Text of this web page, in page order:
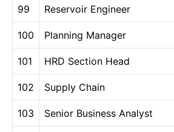
99 Reservoir Engineer
100 Planning Manager
101 HRD Section Head
102 Supply Chain
103 Senior Business Analyst